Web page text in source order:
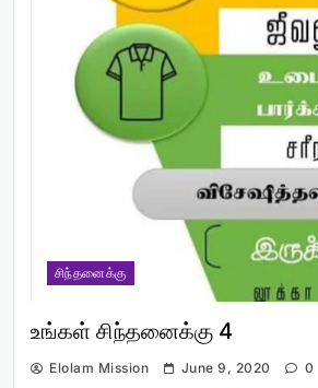
சிந்தனைக்கு
உங்கள் சிந்தனைக்கு 4
Elolam Mission June 9, 2020 0